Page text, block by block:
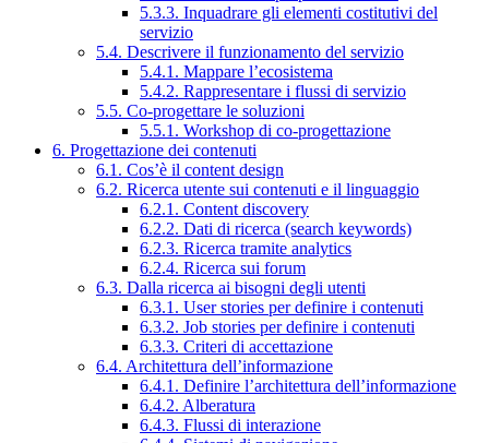
5.3.3. Inquadrare gli elementi costitutivi del
servizio
5.4. Descrivere il funzionamento del servizio
5.4.1. Mappare l’ecosistema
5.4.2. Rappresentare i flussi di servizio
5.5. Co-progettare le soluzioni
5.5.1. Workshop di co-progettazione
6. Progettazione dei contenuti
6.1. Cos’è il content design
6.2. Ricerca utente sui contenuti e il linguaggio
6.2.1. Content discovery
6.2.2. Dati di ricerca (search keywords)
6.2.3. Ricerca tramite analytics
6.2.4. Ricerca sui forum
6.3. Dalla ricerca ai bisogni degli utenti
6.3.1. User stories per definire i contenuti
6.3.2. Job stories per definire i contenuti
6.3.3. Criteri di accettazione
6.4. Architettura dell’informazione
6.4.1. Definire l’architettura dell’informazione
6.4.2. Alberatura
6.4.3. Flussi di interazione